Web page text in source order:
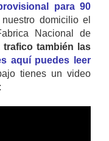
para 90
domicilio el
Nacional de
trafico también las
aquí puedes leer
tienes un video